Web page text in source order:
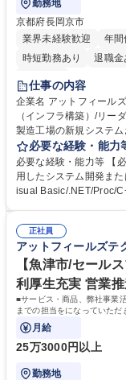
勤務地
京都府長岡京市
業界未経験歓迎
年間
時短勤務あり
退職金
服装自由
仕事の内容
企業名 アットフィールズテクノロジ
（インフラ構築）/リーダー
製造工場の新規システ
改修などをお任せしま
します。ご経験に応じて
造工場の生産系システ
の設計・構築・運用担
P/Javaなど 【データベースス
岡京市/SE（インフラ構
必要な経験・能力
必要な経験・能力等 【
用したシステム開発ま
isual Basic/.NET/Proc/
考力があり、強いリー
ニケーション能力のある方 学歴・資格 学歴：大学院 大学 高専
資格：
正社員
アットフィールズテ
【魚津市/セール
利厚生充実 営業推
■サービス・商品、弊社事業
までの担当をになっていただ
ます。
月給
25万3000円以上
勤務地